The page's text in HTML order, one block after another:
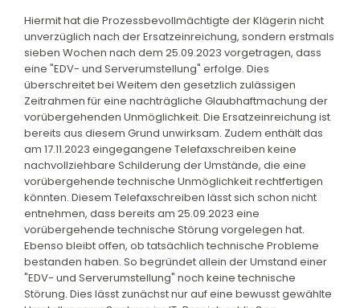
Hiermit hat die Prozessbevollmächtigte der Klägerin nicht
unverzüglich nach der Ersatzeinreichung, sondern erstmals
sieben Wochen nach dem 25.09.2023 vorgetragen, dass
eine "EDV- und Serverumstellung" erfolge. Dies
überschreitet bei Weitem den gesetzlich zulässigen
Zeitrahmen für eine nachträgliche Glaubhaftmachung der
vorübergehenden Unmöglichkeit. Die Ersatzeinreichung ist
bereits aus diesem Grund unwirksam. Zudem enthält das
am 17.11.2023 eingegangene Telefaxschreiben keine
nachvollziehbare Schilderung der Umstände, die eine
vorübergehende technische Unmöglichkeit rechtfertigen
könnten. Diesem Telefaxschreiben lässt sich schon nicht
entnehmen, dass bereits am 25.09.2023 eine
vorübergehende technische Störung vorgelegen hat.
Ebenso bleibt offen, ob tatsächlich technische Probleme
bestanden haben. So begründet allein der Umstand einer
"EDV- und Serverumstellung" noch keine technische
Störung. Dies lässt zunächst nur auf eine bewusst gewählte